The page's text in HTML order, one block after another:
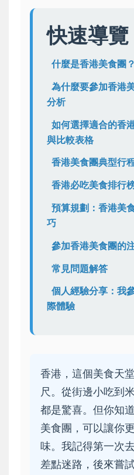
快速導覽
什麼是香港美食團
為什麼要參加香港
分析
如何選擇適合的香
與比較表格
香港美食團典型行
香港必吃美食排行
預算規劃：香港美
巧
參加香港美食團的
常見問題解答
個人經驗分享：我
際體驗
香港，這個美食天
尺。從街邊小吃到
都是驚喜。但你知
美食團，可以讓你
味。我記得第一次
差點迷路，後來嘗